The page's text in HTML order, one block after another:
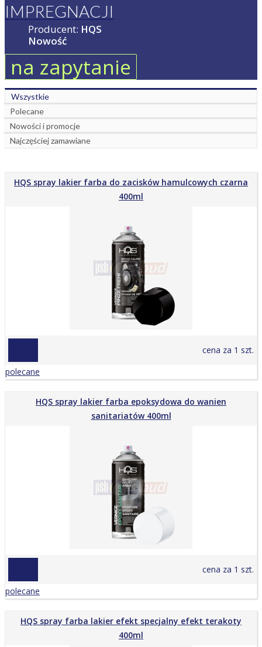
IMPREGNACJI
Producent: HQS
Nowość
na zapytanie
Wszystkie
Polecane
Nowości i promocje
Najczęściej zamawiane
HQS spray lakier farba do zacisków hamulcowych czarna
400ml
cena za 1 szt.
polecane
HQS spray lakier farba epoksydowa do wanien
sanitariatów 400ml
cena za 1 szt.
polecane
HQS spray farba lakier efekt specjalny efekt terakoty
400ml